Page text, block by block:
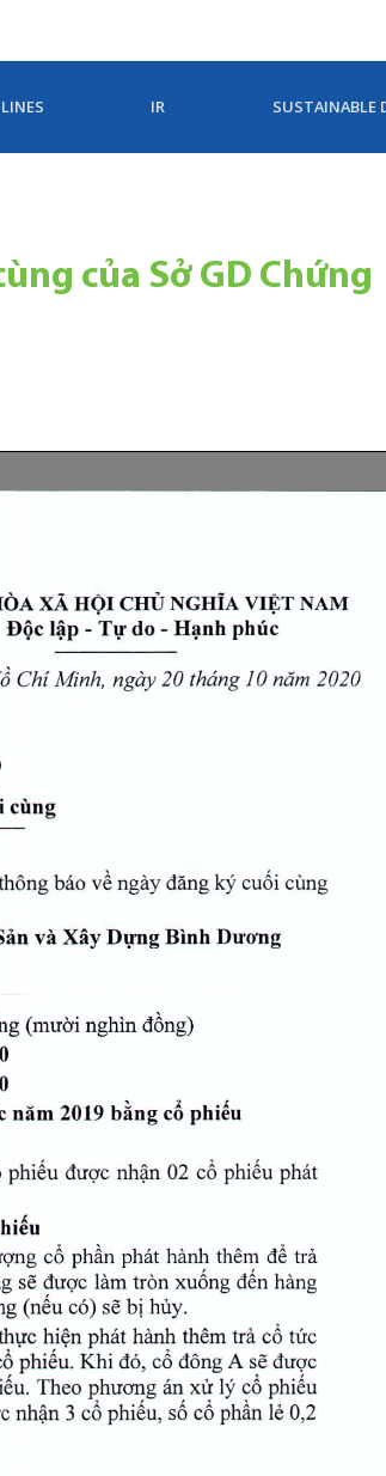
IR SUSTAINABLE
của Sở GD Chứng